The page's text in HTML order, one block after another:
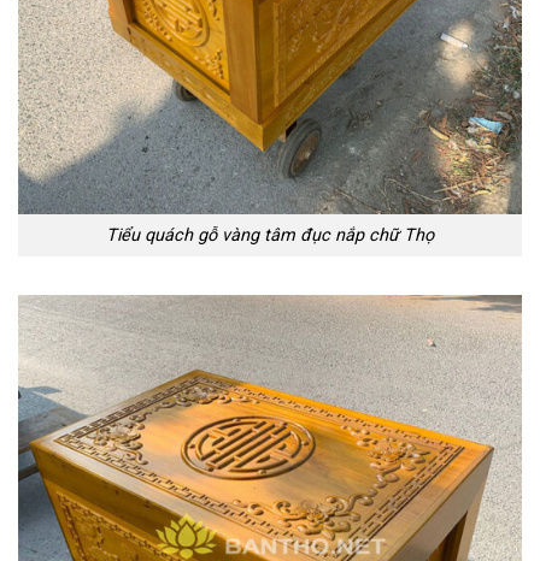
Tiểu quách gỗ vàng tâm đục nắp chữ Thọ